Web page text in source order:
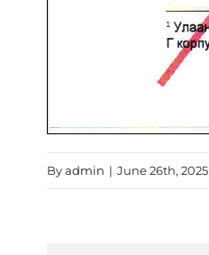
Byadmin | June 26th, 2025